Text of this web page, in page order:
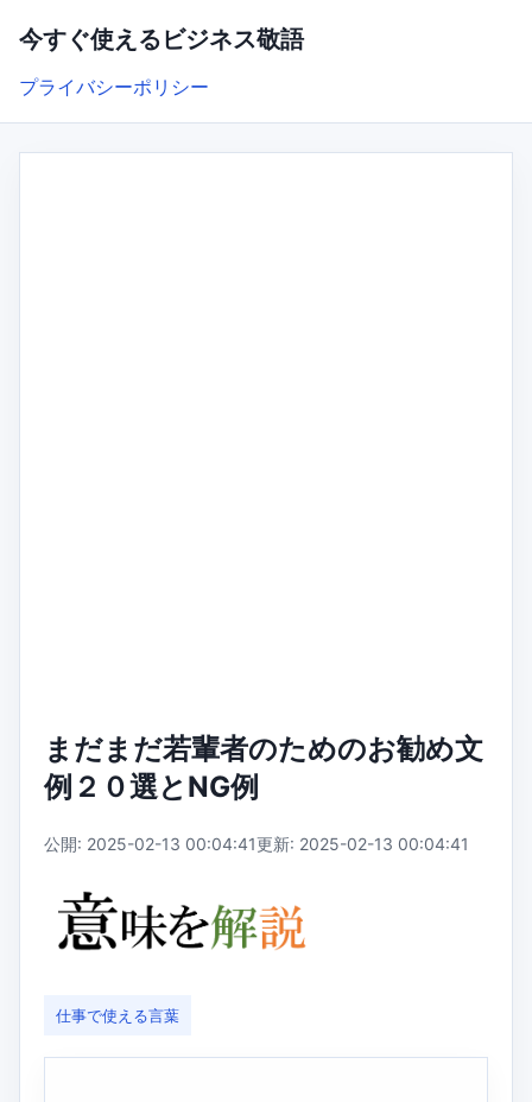
今すぐ使えるビジネス敬語
プライバシーポリシー
まだまだ若輩者のためのお勧め文
例２０選とNG例
公開: 2025-02-13 00:04:41更新: 2025-02-13 00:04:41
仕事で使える言葉